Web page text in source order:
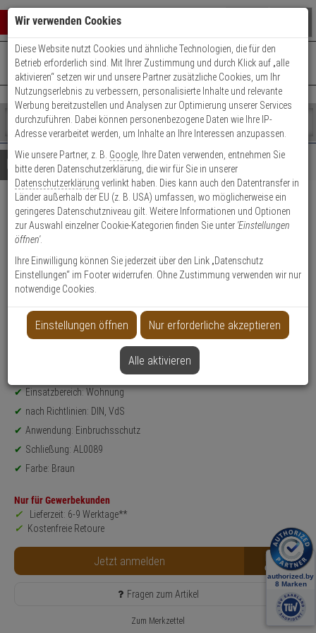
0 ARTIKEL IM WARENKORB
Ihr Warenkorb ist momentan leer.
Ergebnisse ()
Fertig
Shop
durchsuchen
Bitte
geben
Sie
mindestens
Zeichen
ein,
um
Suche
Es
wurde
noch
Kategorien
Suche
gestartet
+49 (0)821 899 493-0Mo. - Do.: 8:00 - 16:30 | Fr.: 8:00 - 14:00 Uhr
Kontaktservice nutzen
Details Beratung
ABUS FTS 206 B AL0089
Fensterschloss stabil,braun
Produktmerkmale
Datenblatt drucken
Einsatzbereich: Wohnung
nach Richtlinien: DIN, VdS
Anwendung: Einbruchsschutz
Schließung: AL0089
Farbe: Braun
Nur für Gewerbekunden
Lieferzeit: 6-9 Werktage**
Kostenfreie Retoure
Jetzt anmelden B2B
Fragen zum Artikel
Zum Merkzettel
Wir verwenden Cookies
Diese Website nutzt Cookies und ähnliche Technologien, die für den
Betrieb erforderlich sind. Mit Ihrer Zustimmung und durch Klick auf „alle
aktivieren“ setzen wir und unsere Partner zusätzliche Cookies, um Ihr
Nutzungserlebnis zu verbessern, personalisierte Inhalte und relevante
Werbung bereitzustellen und Analysen zur Optimierung unserer Services
durchzuführen. Dabei können personenbezogene Daten wie Ihre IP-
Adresse verarbeitet werden, um Inhalte an Ihre Interessen anzupassen.
Wie unsere Partner, z. B. Google , Ihre Daten verwenden, entnehmen Sie
bitte deren Datenschutzerklärung, die wir für Sie in unserer
Datenschutzerklärung verlinkt haben. Dies kann auch den Datentransfer in
Länder außerhalb der EU (z. B. USA) umfassen, wo möglicherweise ein
geringeres Datenschutzniveau gilt. Weitere Informationen und Optionen
zur Auswahl einzelner Cookie-Kategorien finden Sie unter 'Einstellungen
öffnen'.
Ihre Einwilligung können Sie jederzeit über den Link „Datenschutz
Einstellungen“ im Footer widerrufen. Ohne Zustimmung verwenden wir nur
notwendige Cookies.
Einstellungen öffnen Nur erforderliche akzeptieren
Alle aktivieren